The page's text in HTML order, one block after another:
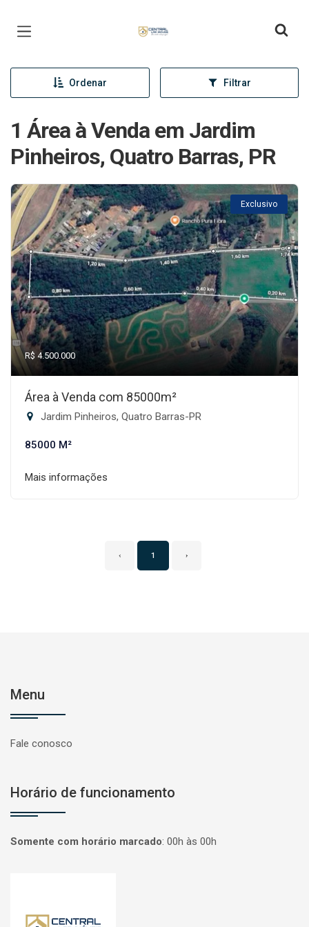
Ordenar Filtrar
1 Área à Venda em Jardim
Pinheiros, Quatro Barras, PR
Exclusivo
R$ 4.500.000
Área à Venda com 85000m²
Jardim Pinheiros, Quatro Barras-PR
85000 M²
Mais informações
‹ 1 ›
Menu
Fale conosco
Horário de funcionamento
Somente com horário marcado: 00h às 00h